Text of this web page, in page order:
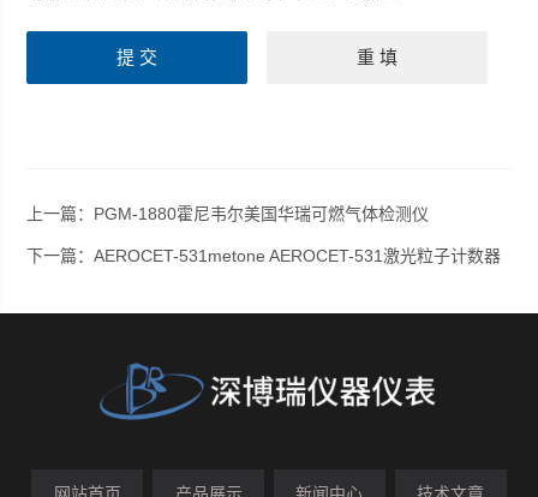
上一篇： PGM-1880霍尼韦尔美国华瑞可燃气体检测仪
下一篇：AEROCET-531metone AEROCET-531激光粒子计数器
网站首页 产品展示 新闻中心 技术文章